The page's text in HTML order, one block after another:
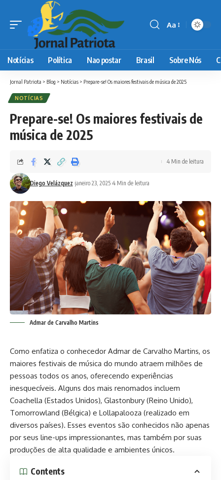
Font
Aa
Notícias Política Nao postar Brasil Sobre Nós
Jornal Patriota > Blog > Notícias > Prepare-se! Os maiores festivais de música de 2025
NOTÍCIAS
Prepare-se! Os maiores festivais de
música de 2025
Diego Velázquez janeiro 23, 2025 4 Min de leitura
4 Min de leitura
Admar de Carvalho Martins
Como enfatiza o conhecedor Admar de Carvalho Martins, os
maiores festivais de música do mundo atraem milhões de
pessoas todos os anos, oferecendo experiências
inesquecíveis. Alguns dos mais renomados incluem
Coachella (Estados Unidos), Glastonbury (Reino Unido),
Tomorrowland (Bélgica) e Lollapalooza (realizado em
diversos países). Esses eventos são conhecidos não apenas
por seus line-ups impressionantes, mas também por suas
produções de alta qualidade e ambientes únicos.
Contents